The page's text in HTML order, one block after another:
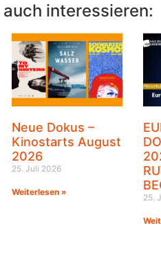
auch interessieren:
Neue Dokus –
Kinostarts August
2026
25. Juli 2026
Weiterlesen »
25.